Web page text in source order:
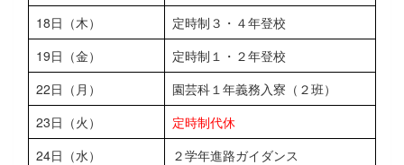
18日（木）
定時制３・４年登校
19日（金）
定時制１・２年登校
22日（月）
園芸科１年義務入寮（２班）
23日（火）
定時制代休
24日（水）
２学年進路ガイダンス